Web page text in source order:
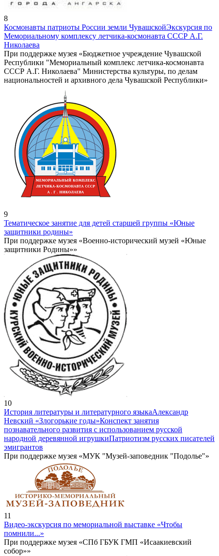
8
Космонавты патриоты России земли ЧувашскойЭкскурсия по
Мемориальному комплексу летчика-космонавта СССР А.Г.
Николаева
При поддержке музея «Бюджетное учреждение Чувашской
Республики "Мемориальный комплекс летчика-космонавта
СССР А.Г. Николаева" Министерства культуры, по делам
национальностей и архивного дела Чувашской Республики»
9
Тематическое занятие для детей старшей группы «Юные
защитники родины»
При поддержке музея «Военно-исторический музей «Юные
защитники Родины»»
10
История литературы и литературного языкаАлександр
Невский «Злогорькие годы»Конспект занятия
познавательного развития с использованием русской
народной деревянной игрушкиПатриотизм русских писателей
эмигрантов
При поддержке музея «МУК "Музей-заповедник "Подолье"»
11
Видео-экскурсия по мемориальной выставке «Чтобы
помнили...»
При поддержке музея «СПб ГБУК ГМП «Исаакиевский
собор»»